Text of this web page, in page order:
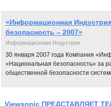
«Информационная
безопасность – 2007»
Информационная Индустрия
30 января 2007 года Компания
«Национальная безопасность» за
общественной безопасности
Viewsonic ПРЕДСТАВЛЯЕТ